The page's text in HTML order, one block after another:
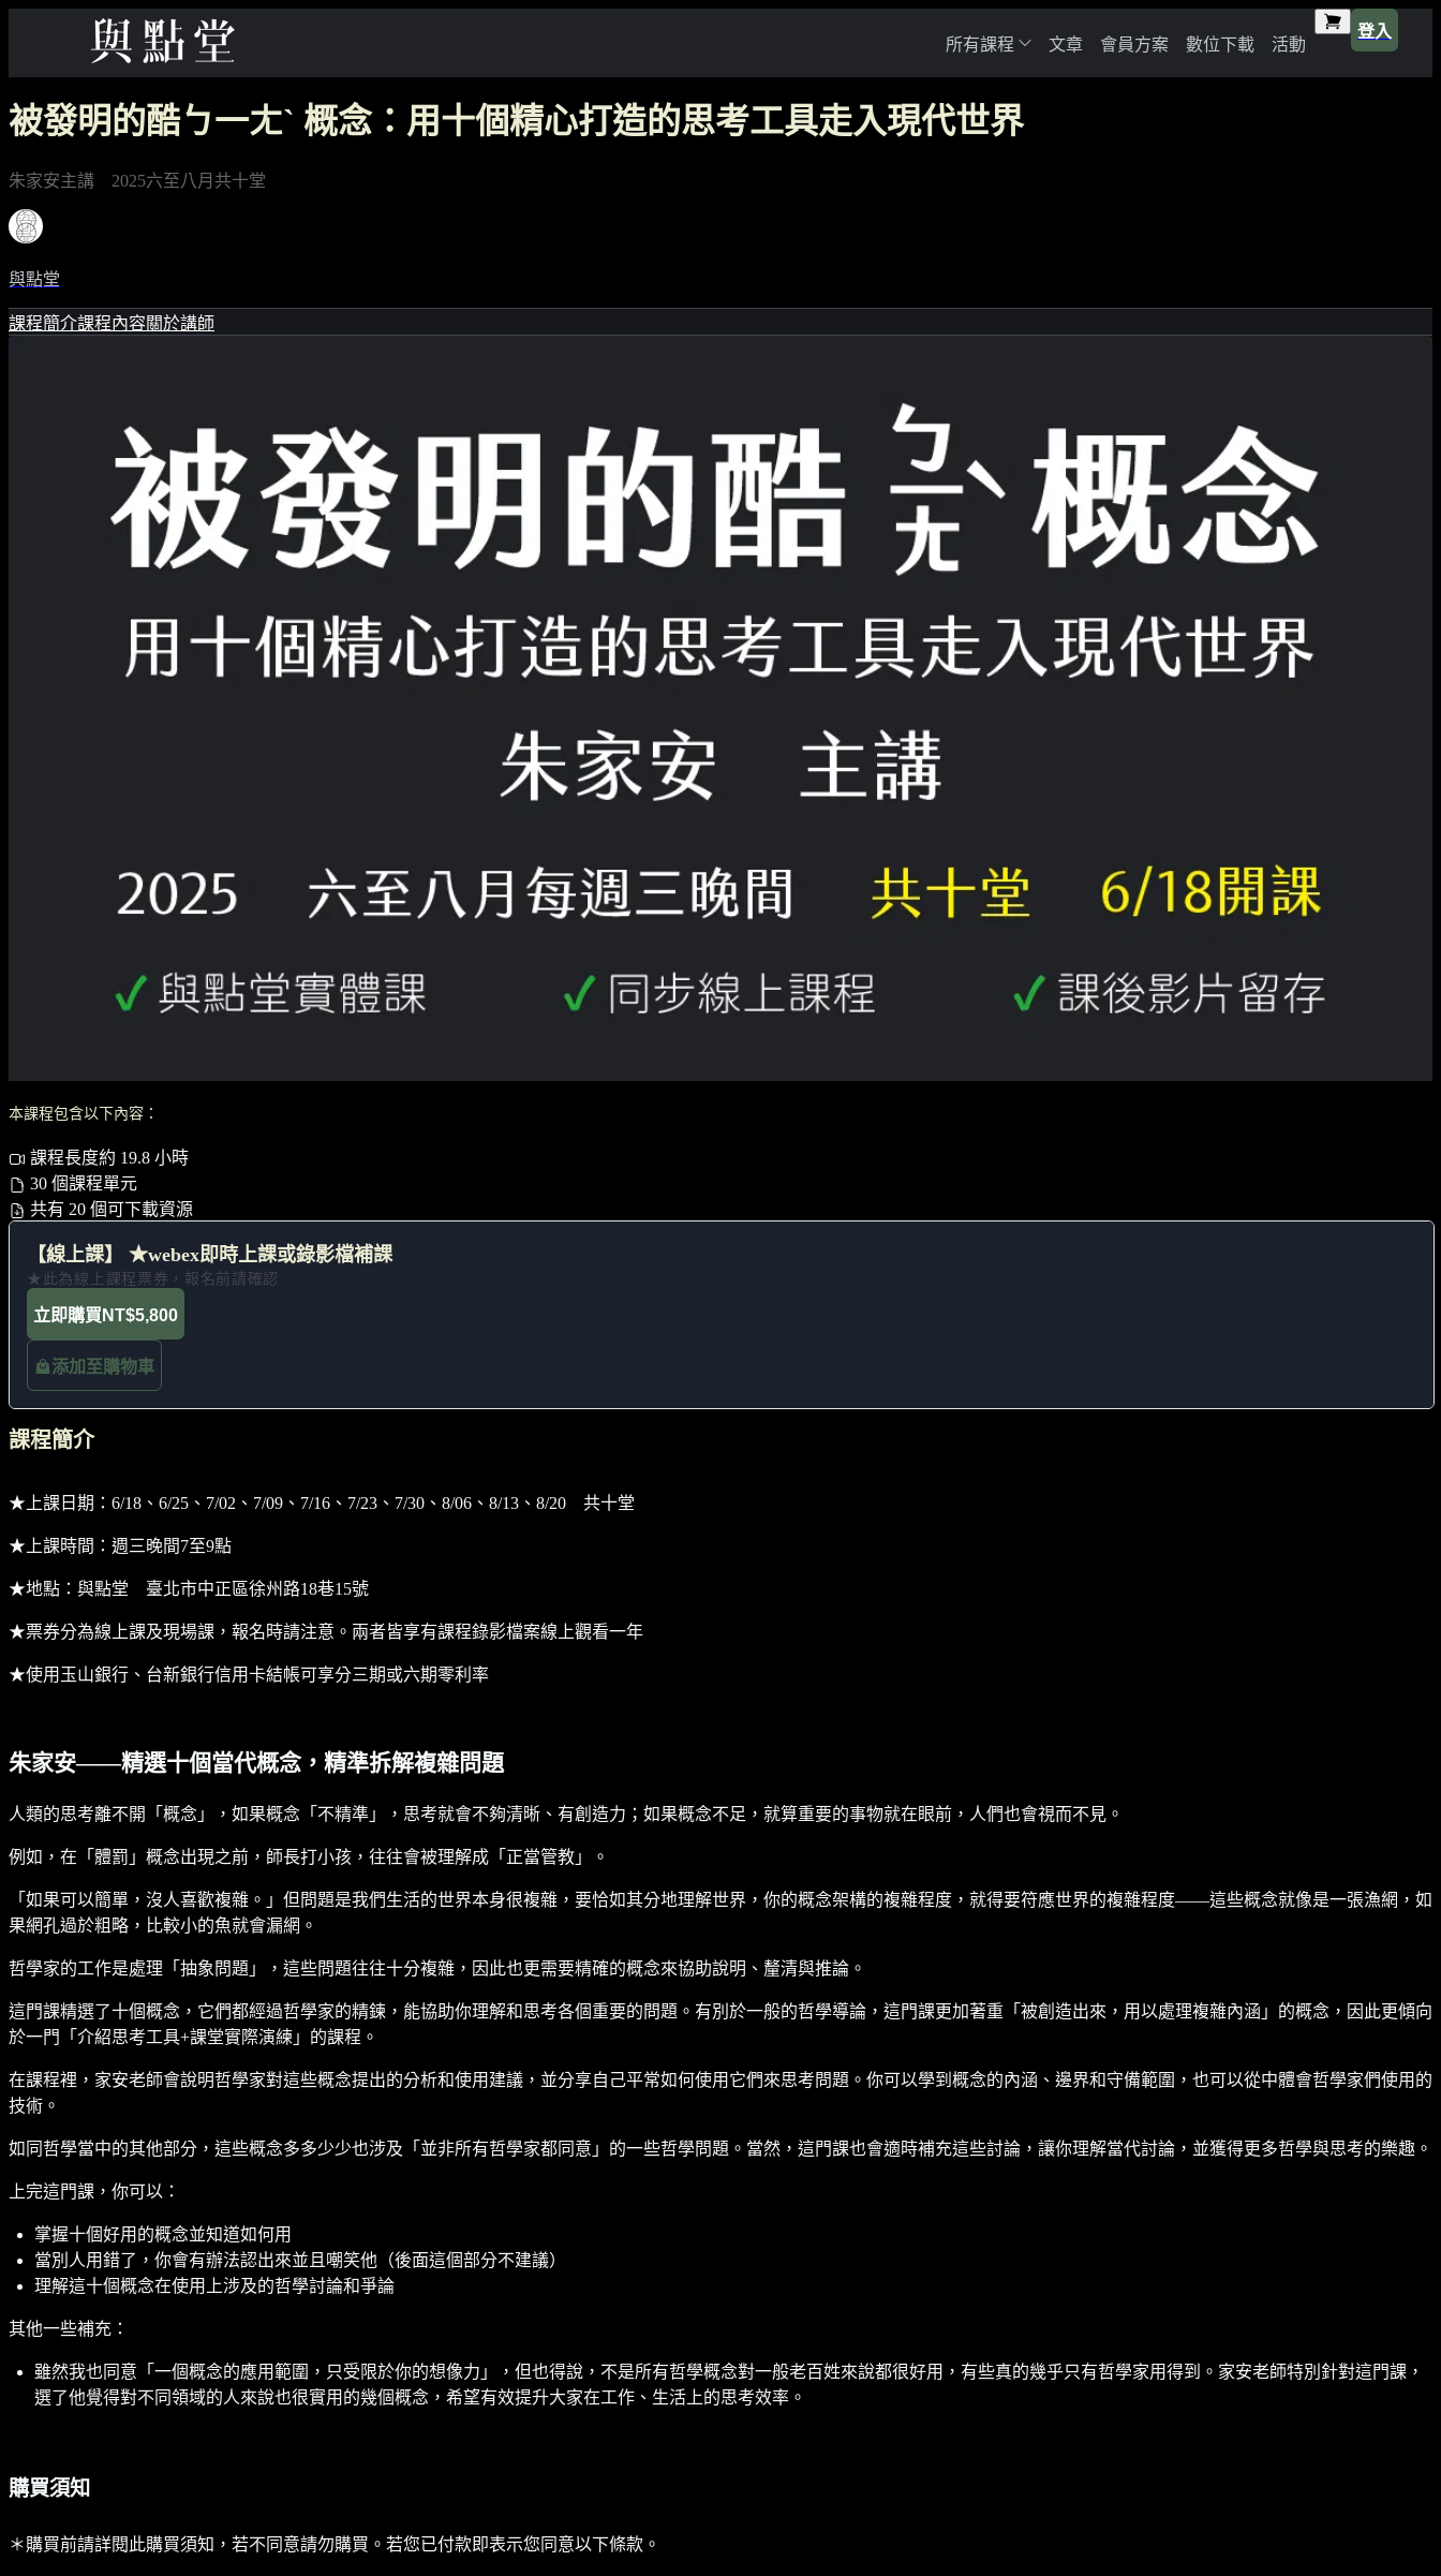
所有課程 文章 會員方案 數位下載 活動
登入
被發明的酷ㄅ一ㄤˋ 概念：用十個精心打造的思考工具走入現代世界
朱家安主講 2025六至八月共十堂
與點堂
課程簡介課程內容關於講師
本課程包含以下內容：
課程長度約 19.8 小時
30 個課程單元
共有 20 個可下載資源
【線上課】 ★webex即時上課或錄影檔補課
★此為線上課程票券，報名前請確認
立即購買 NT$5,800
添加至購物車
課程簡介
★上課日期：6/18、6/25、7/02、7/09、7/16、7/23、7/30、8/06、8/13、8/20 共十堂
★上課時間：週三晚間7至9點
★地點：與點堂 臺北市中正區徐州路18巷15號
★票券分為線上課及現場課，報名時請注意。兩者皆享有課程錄影檔案線上觀看一年
★使用玉山銀行、台新銀行信用卡結帳可享分三期或六期零利率
朱家安——精選十個當代概念，精準拆解複雜問題
人類的思考離不開「概念」，如果概念「不精準」，思考就會不夠清晰、有創造力；如果概念不足，就算重要的事物就在眼前，人們也會視而不見。
例如，在「體罰」概念出現之前，師長打小孩，往往會被理解成「正當管教」。
「如果可以簡單，沒人喜歡複雜。」但問題是我們生活的世界本身很複雜，要恰如其分地理解世界，你的概念架構的複雜程度，就得要符應世界的複雜程度——這些概念就像是一張漁網，如
果網孔過於粗略，比較小的魚就會漏網。
哲學家的工作是處理「抽象問題」，這些問題往往十分複雜，因此也更需要精確的概念來協助說明、釐清與推論。
這門課精選了十個概念，它們都經過哲學家的精鍊，能協助你理解和思考各個重要的問題。有別於一般的哲學導論，這門課更加著重「被創造出來，用以處理複雜內涵」的概念，因此更傾向
於一門「介紹思考工具+課堂實際演練」的課程。
在課程裡，家安老師會說明哲學家對這些概念提出的分析和使用建議，並分享自己平常如何使用它們來思考問題。你可以學到概念的內涵、邊界和守備範圍，也可以從中體會哲學家們使用的
技術。
如同哲學當中的其他部分，這些概念多多少少也涉及「並非所有哲學家都同意」的一些哲學問題。當然，這門課也會適時補充這些討論，讓你理解當代討論，並獲得更多哲學與思考的樂趣。
上完這門課，你可以：
掌握十個好用的概念並知道如何用
當別人用錯了，你會有辦法認出來並且嘲笑他（後面這個部分不建議）
理解這十個概念在使用上涉及的哲學討論和爭論
其他一些補充：
雖然我也同意「一個概念的應用範圍，只受限於你的想像力」，但也得說，不是所有哲學概念對一般老百姓來說都很好用，有些真的幾乎只有哲學家用得到。家安老師特別針對這門課，
選了他覺得對不同領域的人來說也很實用的幾個概念，希望有效提升大家在工作、生活上的思考效率。
購買須知
＊購買前請詳閱此購買須知，若不同意請勿購買。若您已付款即表示您同意以下條款。